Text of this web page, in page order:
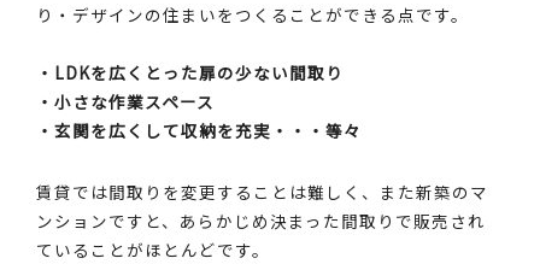
り・デザインの住まいをつくることができる点です。
・LDKを広くとった扉の少ない間取り
・小さな作業スペース
・玄関を広くして収納を充実・・・等々
賃貸では間取りを変更することは難しく、また新築のマ
ンションですと、あらかじめ決まった間取りで販売され
ていることがほとんどです。